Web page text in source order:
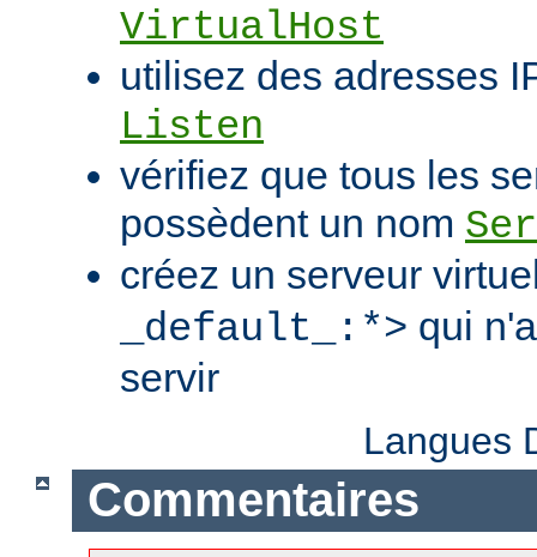
VirtualHost
utilisez des adresses
Listen
vérifiez que tous les
possèdent un nom
créez un serveur
_default_:*> qui
servir
Langues
Commentaires